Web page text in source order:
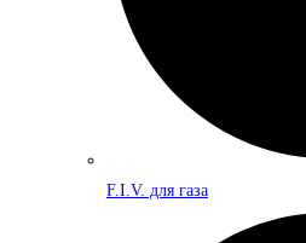
F.I.V. для газа